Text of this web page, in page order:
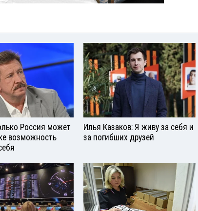
Россия может
возможность
Илья Казаков: Я живу за себя и
за погибших друзей